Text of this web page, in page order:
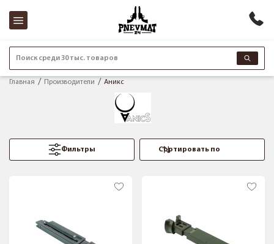
Поиск среди 30 тыс. товаров
Главная Производители Аникс
Фильтры